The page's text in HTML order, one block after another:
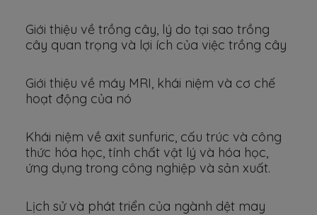
Giới thiệu về trồng cây, lý do tại sao trồng
cây quan trọng và lợi ích của việc trồng cây
Giới thiệu về máy MRI, khái niệm và cơ chế
hoạt động của nó
Khái niệm về axit sunfuric, cấu trúc và công
thức hóa học, tính chất vật lý và hóa học,
ứng dụng trong công nghiệp và sản xuất.
Lịch sử và phát triển của ngành dệt may